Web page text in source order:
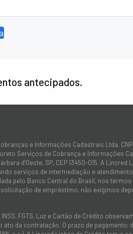
antecipados.
e Informações Cadastrais Ltda.
Serviços de Cobrança e Informações
d’Oeste, SP, CEP 13450-015. A
serviços de intermediação e
pelo Banco Central do Brasil, nos termos
de empréstimo, não exigimos
FGTS, Luz e Cartão de Crédito
da contratação. O prazo de pagamento: